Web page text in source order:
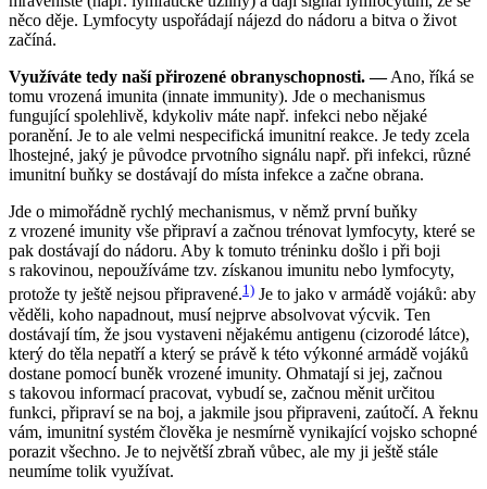
něco děje. Lymfocyty uspořádají nájezd do nádoru a bitva o život
začíná.
Využíváte tedy naší přirozené obranyschopnosti. —Ano, říká se
tomu vrozená imunita (innate immunity). Jde o mechanismus
fungující spolehlivě, kdykoliv máte např. infekci nebo nějaké
poranění. Je to ale velmi nespecifická imunitní reakce. Je tedy zcela
lhostejné, jaký je původce prvotního signálu např. při infekci, různé
imunitní buňky se dostávají do místa infekce a začne obrana.
Jde o mimořádně rychlý mechanismus, v němž první buňky
z vrozené imunity vše připraví a začnou trénovat lymfocyty, které se
pak dostávají do nádoru. Aby k tomuto tréninku došlo i při boji
s rakovinou, nepoužíváme tzv. získanou imunitu nebo lymfocyty,
protože ty ještě nejsou připravené.1) Je to jako v armádě vojáků: aby
věděli, koho napadnout, musí nejprve absolvovat výcvik. Ten
dostávají tím, že jsou vystaveni nějakému antigenu (cizorodé látce),
který do těla nepatří a který se právě k této výkonné armádě vojáků
dostane pomocí buněk vrozené imunity. Ohmatají si jej, začnou
s takovou informací pracovat, vybudí se, začnou měnit určitou
funkci, připraví se na boj, a jakmile jsou připraveni, zaútočí. A řeknu
vám, imunitní systém člověka je nesmírně vynikající vojsko schopné
porazit všechno. Je to největší zbraň vůbec, ale my ji ještě stále
neumíme tolik využívat.